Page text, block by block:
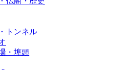
トンネル
・埠頭